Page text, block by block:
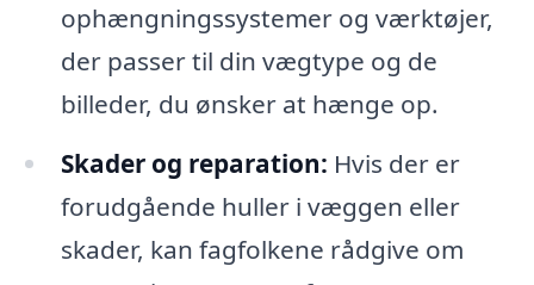
ophængningssystemer og værktøjer,
der passer til din vægtype og de
billeder, du ønsker at hænge op.
Skader og reparation: Hvis der er
forudgående huller i væggen eller
skader, kan fagfolkene rådgive om